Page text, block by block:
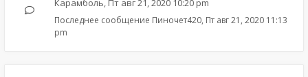
Карамболь, Пт авг 21, 2020 10:20 pm
Последнее сообщение Пиночет420, Пт авг 21, 2020 11:13
pm